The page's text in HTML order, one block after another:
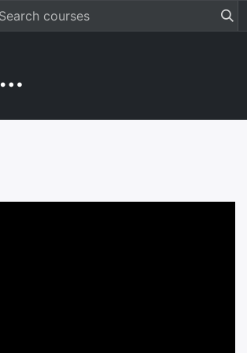
[CABINET VISION] 1. Introdução ao CABINET VISION